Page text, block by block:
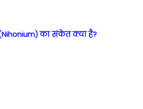
का संकेत क्या है?